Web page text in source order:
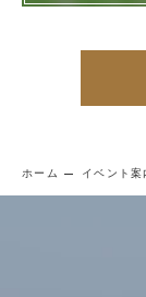
ホーム イベント案